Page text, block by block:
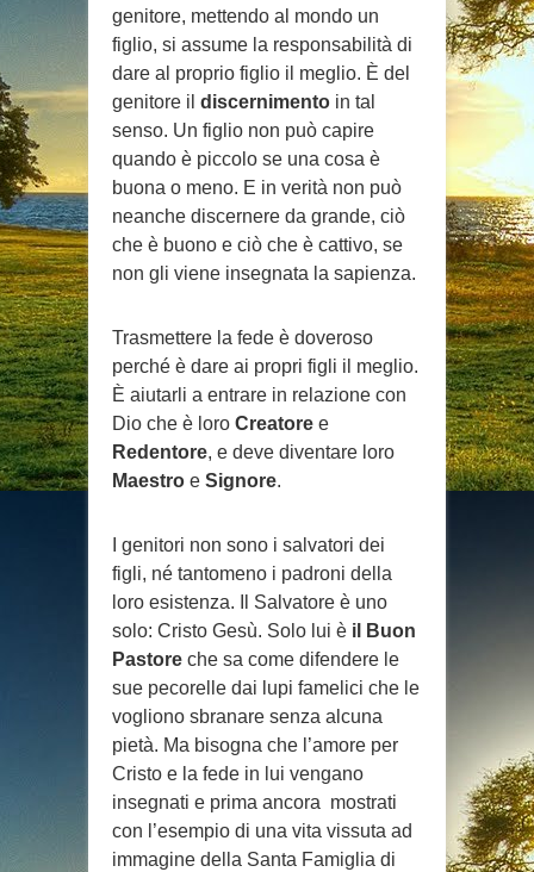
genitore, mettendo al mondo un
figlio, si assume la responsabilità di
dare al proprio figlio il meglio. È del
genitore il discernimento in tal
senso. Un figlio non può capire
quando è piccolo se una cosa è
buona o meno. E in verità non può
neanche discernere da grande, ciò
che è buono e ciò che è cattivo, se
non gli viene insegnata la sapienza.
Trasmettere la fede è doveroso
perché è dare ai propri figli il meglio.
È aiutarli a entrare in relazione con
Dio che è loro Creatore e
Redentore, e deve diventare loro
Maestro e Signore.
I genitori non sono i salvatori dei
figli, né tantomeno i padroni della
loro esistenza. Il Salvatore è uno
solo: Cristo Gesù. Solo lui è il Buon
Pastore che sa come difendere le
sue pecorelle dai lupi famelici che le
vogliono sbranare senza alcuna
pietà. Ma bisogna che l’amore per
Cristo e la fede in lui vengano
insegnati e prima ancora mostrati
con l’esempio di una vita vissuta ad
immagine della Santa Famiglia di